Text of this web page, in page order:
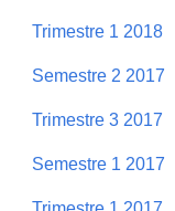
Trimestre 1 2018
Semestre 2 2017
Trimestre 3 2017
Semestre 1 2017